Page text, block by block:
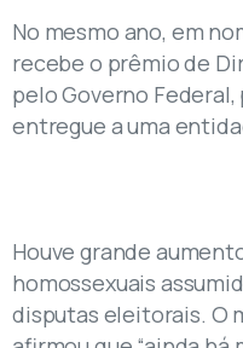
No mesmo ano, em
recebe o prêmio de
pelo Governo
entregue a uma
Houve grande
homossexuais
disputas eleitorais. O